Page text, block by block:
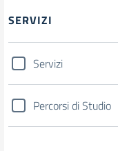
SERVIZI
Servizi
Percorsi di Studio